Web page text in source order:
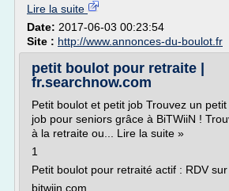
Lire la suite
Date: 2017-06-03 00:23:54
Site : http://www.annonces-du-boulot.fr
petit boulot pour retraite |
fr.searchnow.com
Petit boulot et petit job Trouvez un
job pour seniors grâce à BiTWiiN !
à la retraite ou... Lire la suite »
1
Petit boulot pour retraité actif : RDV
bitwiin.com